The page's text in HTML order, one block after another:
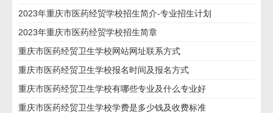
2023年重庆市医药经贸学校招生简介-专业招生计划
2023年重庆市医药经贸学校招生简章
重庆市医药经贸卫生学校网站网址联系方式
重庆市医药经贸卫生学校报名时间及报名方式
重庆市医药经贸卫生学校有哪些专业及什么专业好
重庆市医药经贸卫生学校学费是多少钱及收费标准